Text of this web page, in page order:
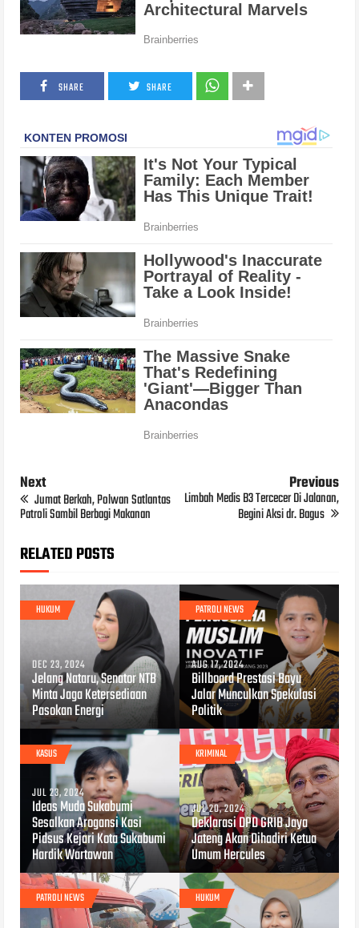
SHARE SHARE
Next
Jumat Berkah, Polwan Satlantas
Patroli Sambil Berbagi Makanan
Previous
Limbah Medis B3 Tercecer Di Jalanan,
Begini Aksi dr. Bagus
RELATED POSTS
HUKUM
DEC 23, 2024
Jelang Nataru, Senator NTB
Minta Jaga Ketersediaan
Pasokan Energi
PATROLI NEWS
AUG 17, 2024
Billboard Prestasi Bayu
Jalar Munculkan Spekulasi
Politik
KASUS
JUL 23, 2024
Ideas Muda Sukabumi
Sesalkan Arogansi Kasi
Pidsus Kejari Kota Sukabumi
Hardik Wartawan
KRIMINAL
JUL 20, 2024
Deklarasi DPD GRIB Jaya
Jateng Akan Dihadiri Ketua
Umum Hercules
PATROLI NEWS HUKUM